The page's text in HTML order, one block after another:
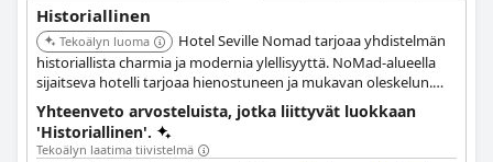
Historiallinen
Tekoälyn luoma
Hotel Seville Nomad tarjoaa yhdistelmän
historiallista charmia ja modernia ylellisyyttä. NoMad-alueella
sijaitseva hotelli tarjoaa hienostuneen ja mukavan oleskelun.
Sen klassinen muotoilu ja erinomainen sijainti tekevät siitä
huomionarvoisen hotellin.
Yhteenveto arvosteluista, jotka liittyvät luokkaan
'Historiallinen'.
Tekoälyn laatima tiivistelmä